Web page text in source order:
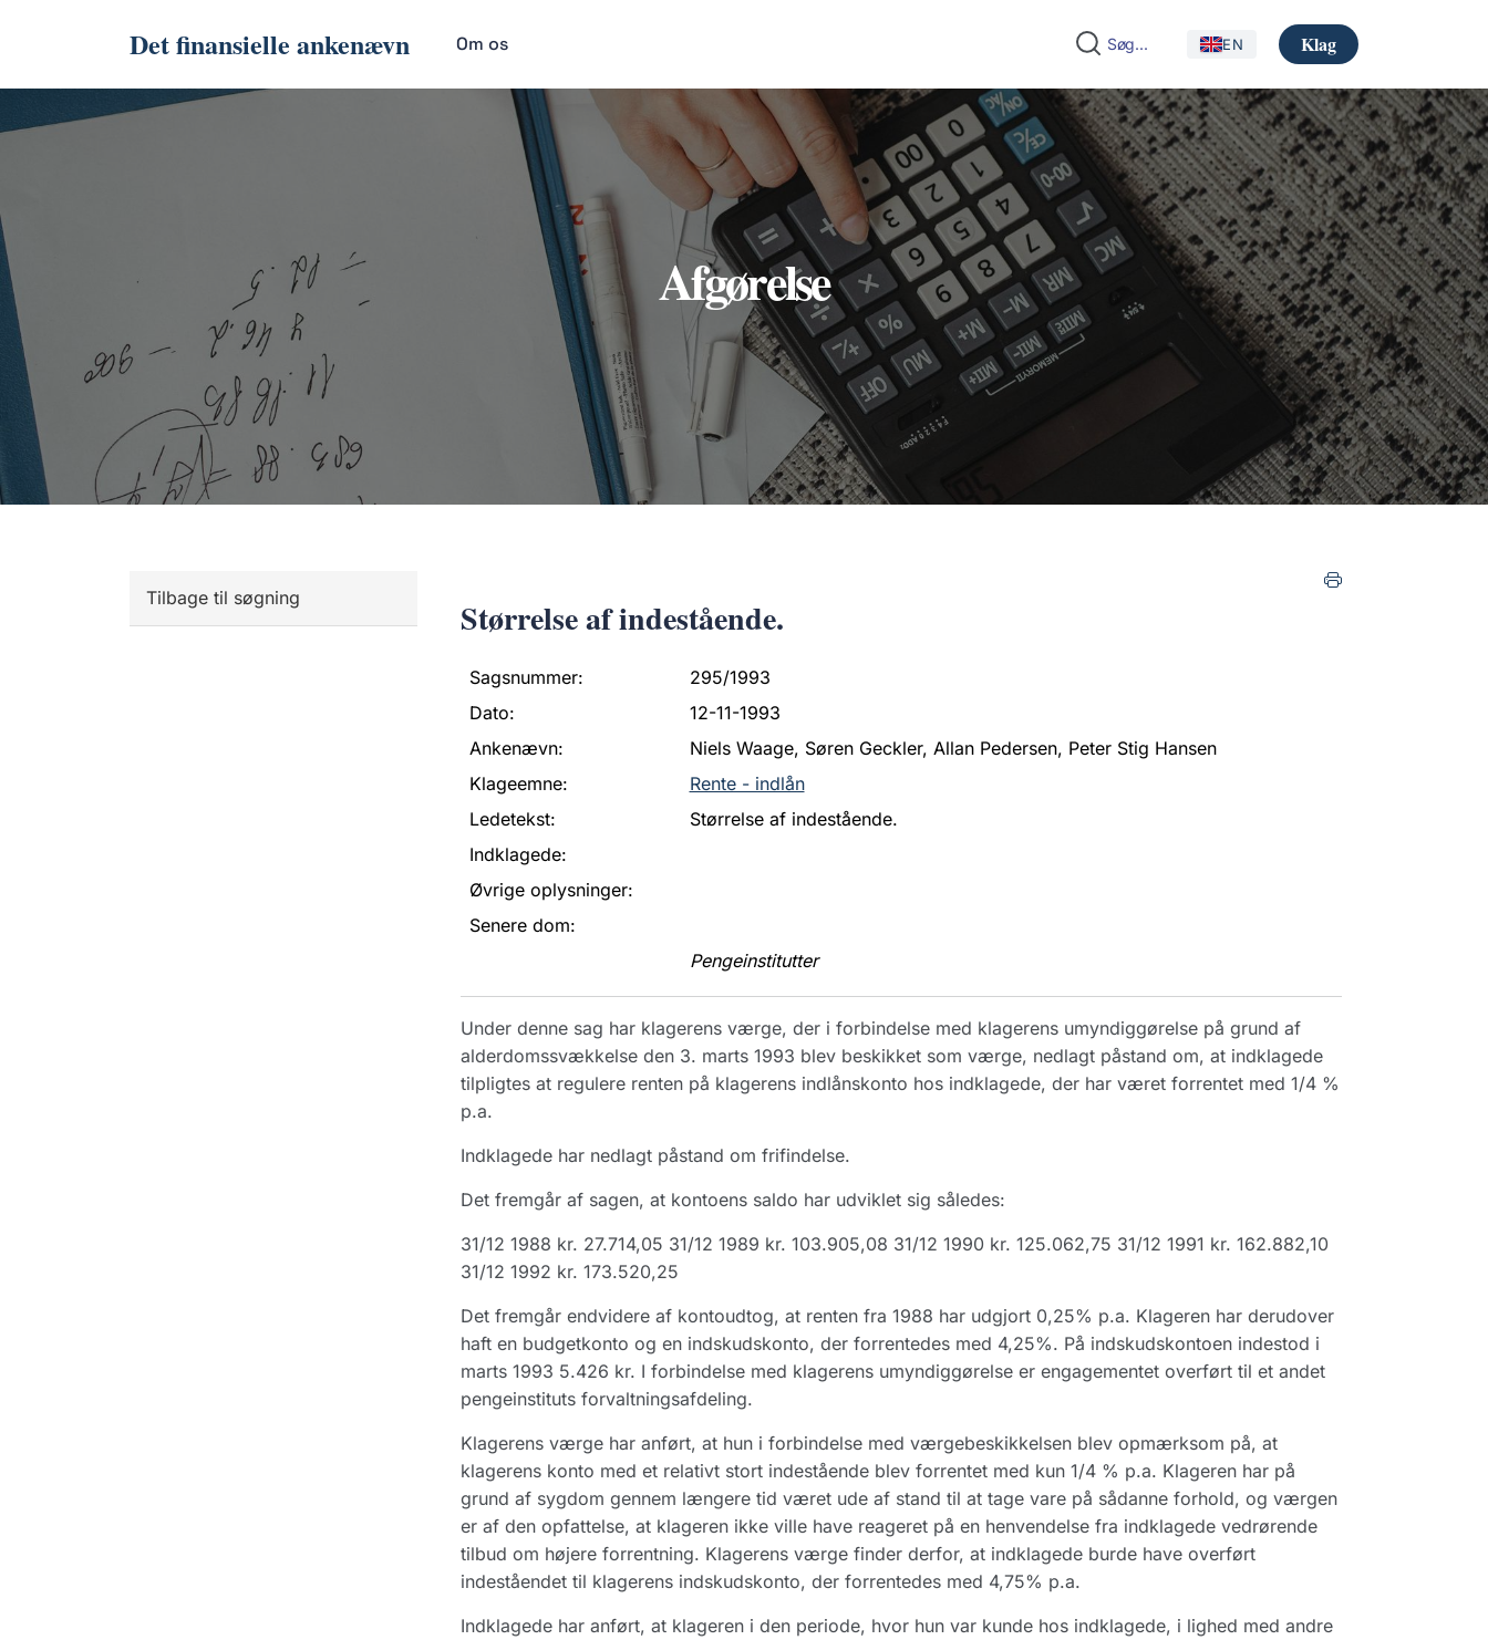
Det finansielle ankenævn Om os EN Klag
Afgørelse
Tilbage til søgning Størrelse af indestående.
Sagsnummer:
295/1993
Dato:
12-11-1993
Ankenævn:
Niels Waage, Søren Geckler, Allan Pedersen, Peter Stig Hansen
Klageemne:
Rente - indlån
Ledetekst:
Størrelse af indestående.
Indklagede:
Øvrige oplysninger:
Senere dom:
Pengeinstitutter
Under denne sag har klagerens værge, der i forbindelse med klagerens umyndiggørelse på grund af
alderdomssvækkelse den 3. marts 1993 blev beskikket som værge, nedlagt påstand om, at indklagede
tilpligtes at regulere renten på klagerens indlånskonto hos indklagede, der har været forrentet med 1/4 %
p.a.
Indklagede har nedlagt påstand om frifindelse.
Det fremgår af sagen, at kontoens saldo har udviklet sig således:
31/12 1988 kr. 27.714,05 31/12 1989 kr. 103.905,08 31/12 1990 kr. 125.062,75 31/12 1991 kr. 162.882,10
31/12 1992 kr. 173.520,25
Det fremgår endvidere af kontoudtog, at renten fra 1988 har udgjort 0,25% p.a. Klageren har derudover
haft en budgetkonto og en indskudskonto, der forrentedes med 4,25%. På indskudskontoen indestod i
marts 1993 5.426 kr. I forbindelse med klagerens umyndiggørelse er engagementet overført til et andet
pengeinstituts forvaltningsafdeling.
Klagerens værge har anført, at hun i forbindelse med værgebeskikkelsen blev opmærksom på, at
klagerens konto med et relativt stort indestående blev forrentet med kun 1/4 % p.a. Klageren har på
grund af sygdom gennem længere tid været ude af stand til at tage vare på sådanne forhold, og værgen
er af den opfattelse, at klageren ikke ville have reageret på en henvendelse fra indklagede vedrørende
tilbud om højere forrentning. Klagerens værge finder derfor, at indklagede burde have overført
indeståendet til klagerens indskudskonto, der forrentedes med 4,75% p.a.
Indklagede har anført, at klageren i den periode, hvor hun var kunde hos indklagede, i lighed med andre